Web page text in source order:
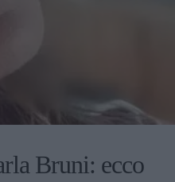
Bruni: ecco